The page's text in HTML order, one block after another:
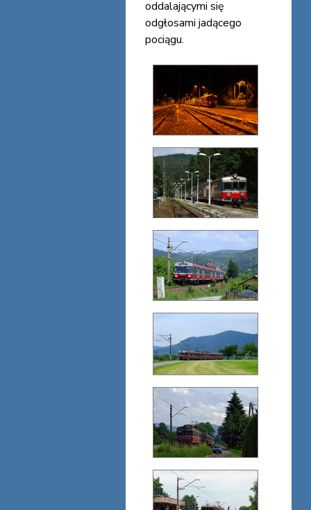
oddalającymi się
odgłosami jadącego
pociągu.